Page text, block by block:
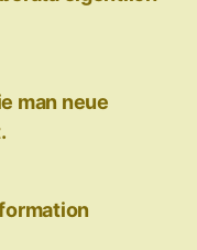
man neue